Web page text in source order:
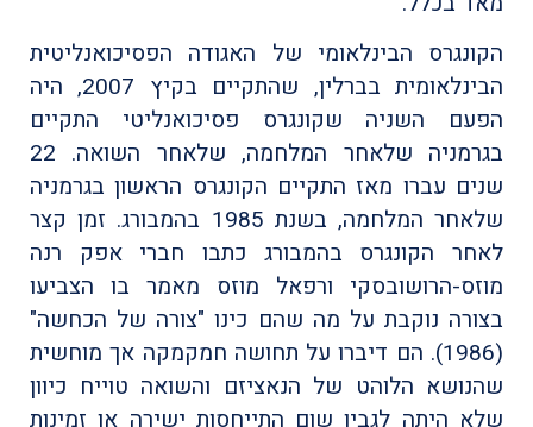
הקונגרס הבינלאומי של האגודה הפסיכואנליטית
הבינלאומית בברלין, שהתקיים בקיץ 2007, היה
הפעם השניה שקונגרס פסיכואנליטי התקיים
בגרמניה שלאחר המלחמה, שלאחר השואה. 22
שנים עברו מאז התקיים הקונגרס הראשון בגרמניה
שלאחר המלחמה, בשנת 1985 בהמבורג. זמן קצר
לאחר הקונגרס בהמבורג כתבו חברי אפק רנה
מוזס-הרושובסקי ורפאל מוזס מאמר בו הצביעו
בצורה נוקבת על מה שהם כינו "צורה של הכחשה"
(1986). הם דיברו על תחושה חמקמקה אך מוחשית
שהנושא הלוהט של הנאציזם והשואה טוייח כיוון
שלא היתה לגביו שום התייחסות ישירה או זמינות